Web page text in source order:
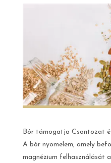
Bór támogatja Csontozat
A bór nyomelem, amely
magnézium felhasználását